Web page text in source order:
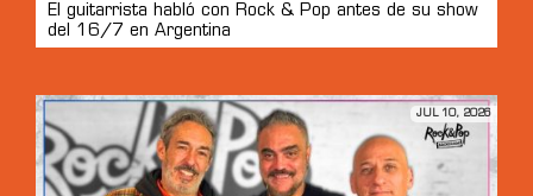
El guitarrista habló con Rock & Pop antes de su show
del 16/7 en Argentina
JUL 10, 2026